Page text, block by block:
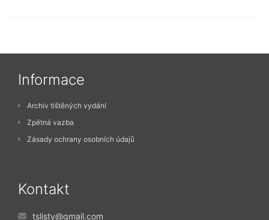
Informace
Archiv tištěných vydání
Zpětná vazba
Zásady ochrany osobních údajů
Kontakt
tslisty@gmail.com